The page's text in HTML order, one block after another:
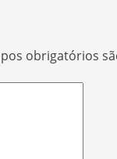
obrigatórios